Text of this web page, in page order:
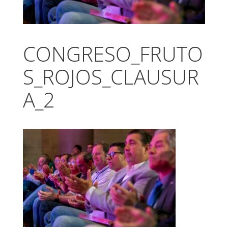
CONGRESO_FRUTO
S_ROJOS_CLAUSUR
A_2